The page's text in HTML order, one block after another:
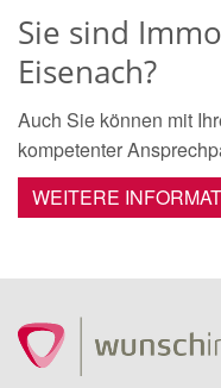
Sie sind
Eisenach?
Auch Sie können mit
kompetenter
WEITERE